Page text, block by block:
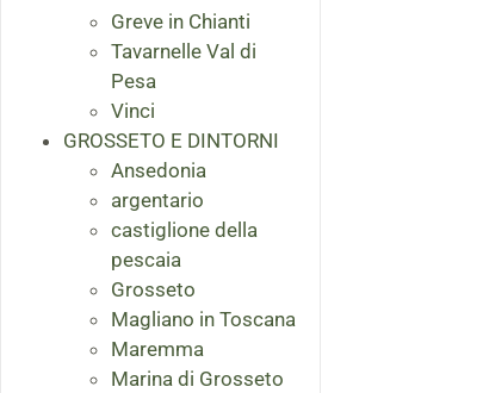
Greve in Chianti
Tavarnelle Val di
Pesa
Vinci
GROSSETO E DINTORNI
Ansedonia
argentario
castiglione della
pescaia
Grosseto
Magliano in Toscana
Maremma
Marina di Grosseto